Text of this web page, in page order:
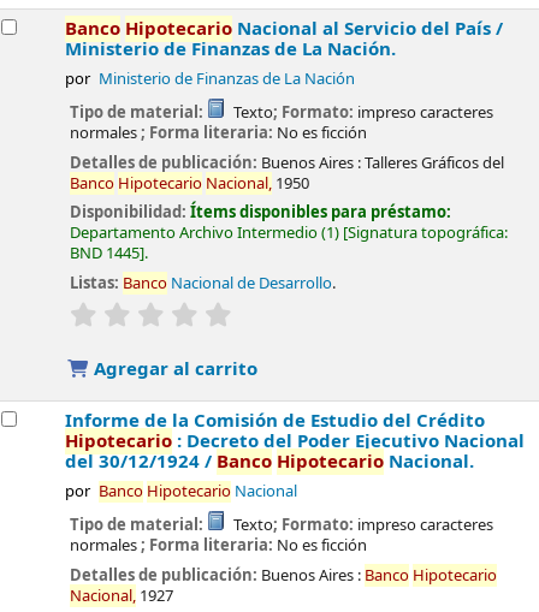
Banco Hipotecario Nacional al Servicio del País /
Ministerio de Finanzas de La Nación.
por Ministerio de Finanzas de La Nación
Tipo de material: Texto; Formato: impreso caracteres
normales; Forma literaria: No es ficción
Detalles de publicación: Buenos Aires :Talleres Gráficos del
Banco Hipotecario Nacional, 1950
Disponibilidad:Ítems disponibles para préstamo:
Departamento Archivo Intermedio(1) Signatura topográfica:
BND 1445 .
Listas: Banco Nacional de Desarrollo.
valoración
Agregar al carrito
Informe de la Comisión de Estudio del Crédito
Hipotecario : Decreto del Poder Ejecutivo Nacional
del 30/12/1924 / Banco Hipotecario Nacional.
por Banco HipotecarioNacional
Tipo de material: Texto; Formato: impreso caracteres
normales; Forma literaria: No es ficción
Detalles de publicación: Buenos Aires : Banco Hipotecario
Nacional, 1927